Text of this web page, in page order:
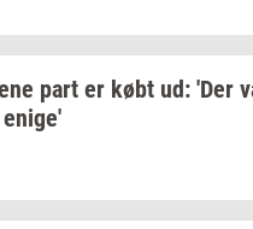
part er købt ud: 'Der
enige'